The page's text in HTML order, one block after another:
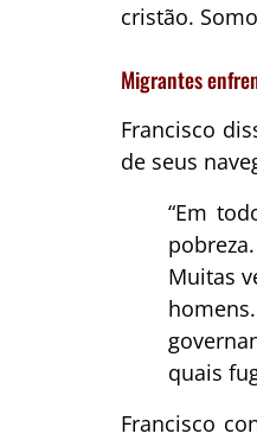
cristão.
Migrantes
Francisco
de seus
“Em
Muitas
quais
Francisco